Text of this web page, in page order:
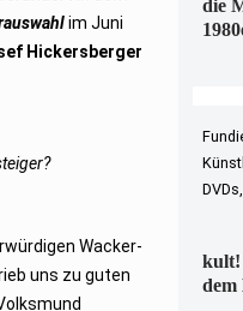
im Juni
Hickersberger
Wacker-
uns zu guten
die
kult!
dem